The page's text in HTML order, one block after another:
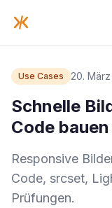
Use Cases 20.
Schnelle
Code bauen
Responsive
Code, srcset,
Prüfungen.